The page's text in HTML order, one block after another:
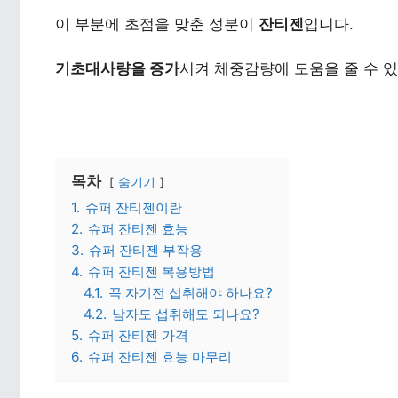
이 부분에 초점을 맞춘 성분이 잔티젠입니다.
기초대사량을 증가시켜 체중감량에 도움을 줄 수
목차 숨기기
1. 슈퍼 잔티젠이란
2. 슈퍼 잔티젠 효능
3. 슈퍼 잔티젠 부작용
4. 슈퍼 잔티젠 복용방법
4.1. 꼭 자기전 섭취해야 하나요?
4.2. 남자도 섭취해도 되나요?
5. 슈퍼 잔티젠 가격
6. 슈퍼 잔티젠 효능 마무리